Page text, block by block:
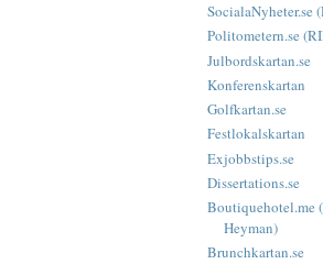
SocialaNyheter.se
Politometern.se
Julbordskartan.se
Konferenskartan
Golfkartan.se
Festlokalskartan
Exjobbstips.se
Dissertations.se
Boutiquehotel.me
Heyman)
Brunchkartan.se